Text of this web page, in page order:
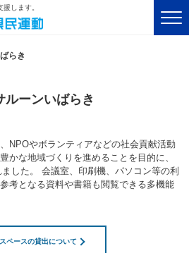
します。
らき
ルーンいばらき
NPOやボランティアなどの社会貢献活動
かな地域づくりを進めることを目的に、
した。 会議室、印刷機、パソコン等の利
考となる資料や書籍も閲覧できる多機能
ペースの貸出について